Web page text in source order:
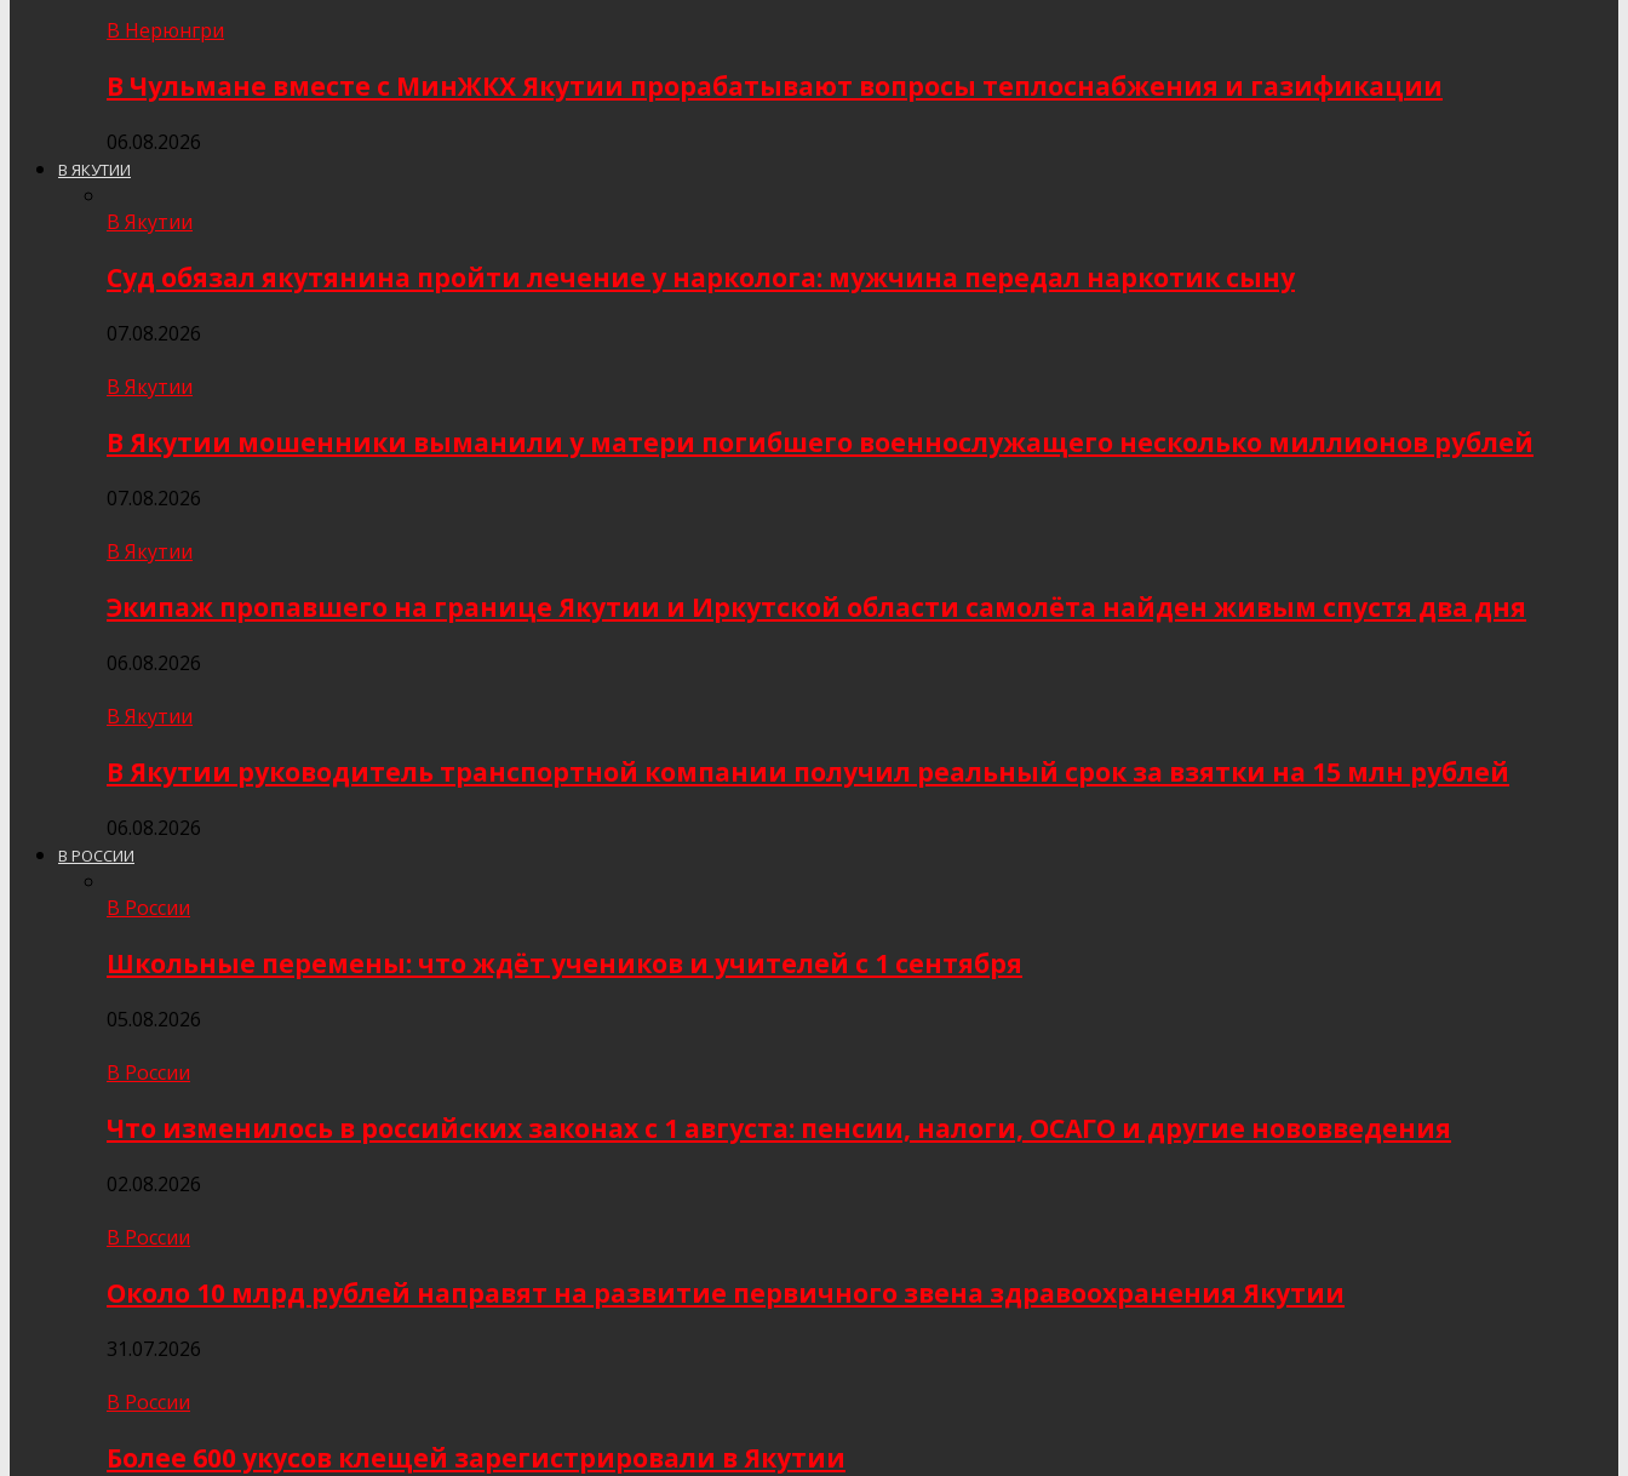
В Нерюнгри
В Чульмане вместе с МинЖКХ Якутии прорабатывают вопросы теплоснабжения и газификации
06.08.2026
В ЯКУТИИ
В Якутии
Суд обязал якутянина пройти лечение у нарколога: мужчина передал наркотик сыну
07.08.2026
В Якутии
В Якутии мошенники выманили у матери погибшего военнослужащего несколько миллионов рублей
07.08.2026
В Якутии
Экипаж пропавшего на границе Якутии и Иркутской области самолёта найден живым спустя два дня
06.08.2026
В Якутии
В Якутии руководитель транспортной компании получил реальный срок за взятки на 15 млн рублей
06.08.2026
В РОССИИ
В России
Школьные перемены: что ждёт учеников и учителей с 1 сентября
05.08.2026
В России
Что изменилось в российских законах с 1 августа: пенсии, налоги, ОСАГО и другие нововведения
02.08.2026
В России
Около 10 млрд рублей направят на развитие первичного звена здравоохранения Якутии
31.07.2026
В России
Более 600 укусов клещей зарегистрировали в Якутии